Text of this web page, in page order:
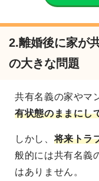
2.離婚後に家が
の大きな問題
共有名義の家やマ
有状態のままにし
しかし、将来トラ
般的には共有名義
はありません。